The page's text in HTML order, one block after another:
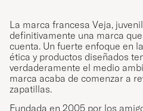
La marca francesa Veja,
definitivamente una marca
cuenta. Un fuerte enfoque en
ética y productos diseñados
verdaderamente el medio
marca acaba de comenzar a
zapatillas.
Fundada en 2005 por los